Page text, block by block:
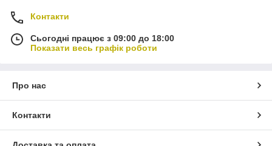
Контакти
Сьогодні працює з 09:00 до 18:00
Показати весь графік роботи
Про нас
Контакти